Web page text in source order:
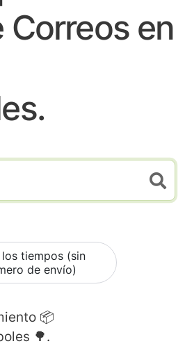
en
tiempos (sin
de envío)
📦
🌳.